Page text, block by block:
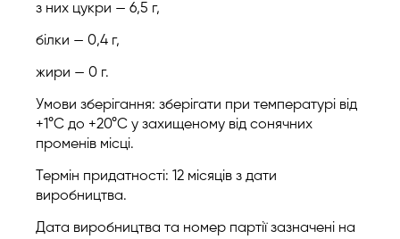
з них цукри — 6,5 г,
білки — 0,4 г,
жири — 0 г.
Умови зберігання: зберігати при температурі від
+1°C до +20°C у захищеному від сонячних
променів місці.
Термін придатності: 12 місяців з дати
виробництва.
Дата виробництва та номер партії зазначені на